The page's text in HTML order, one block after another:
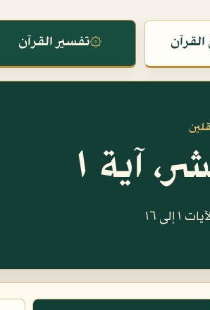
۞تفسير القرآن
آية ١
١٦